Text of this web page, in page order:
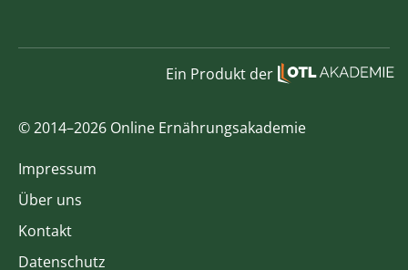
Ein Produkt der
© 2014–2026 Online Ernährungsakademie
Impressum
Über uns
Kontakt
Datenschutz